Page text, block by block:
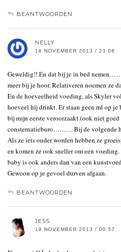
BEANTWOORDEN
NELLY
18 NOVEMBER 2013 / 23:06
Geweldig!! En dat bij je in bed
meer bij je hoor. Relativeren noemen ze
En de hoeveelheid voeding, als Skyler
hoeveel hij drinkt. Er staan geen ml op je
bij mijn eerste veroorzaakt (ook niet
consternatieburo……… Bij de volgende
Als ze iets ouder worden hebben ze
en komen ze ook sneller om een
baby is ook anders dan van een
Gewoon op je gevoel durven afgaan.
BEANTWOORDEN
JESS
19 NOVEMBER 2013 / 00:57